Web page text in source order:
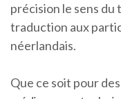
précision le sens du
traduction aux
néerlandais.
Que ce soit pour